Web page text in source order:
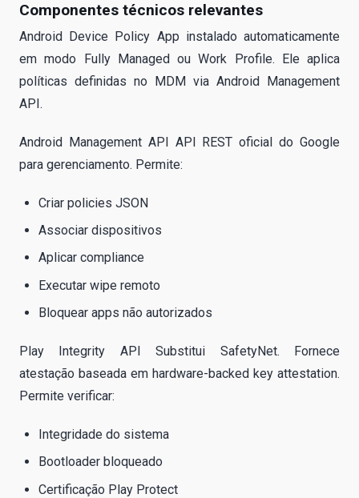
Componentes técnicos relevantes
Android Device Policy App instalado automaticamente
em modo Fully Managed ou Work Profile. Ele aplica
políticas definidas no MDM via Android Management
API.
Android Management API API REST oficial do Google
para gerenciamento. Permite:
Criar policies JSON
Associar dispositivos
Aplicar compliance
Executar wipe remoto
Bloquear apps não autorizados
Play Integrity API Substitui SafetyNet. Fornece
atestação baseada em hardware-backed key attestation.
Permite verificar:
Integridade do sistema
Bootloader bloqueado
Certificação Play Protect